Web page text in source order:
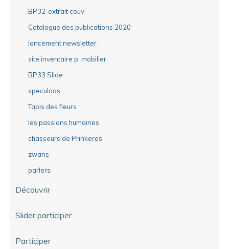
BP32-extrait couv
Catalogue des publications 2020
lancement newsletter
site inventaire p. mobilier
BP33 Slide
speculoos
Tapis des fleurs
les passions humaines
chasseurs de Prinkeres
zwans
parlers
Découvrir
Slider participer
Participer